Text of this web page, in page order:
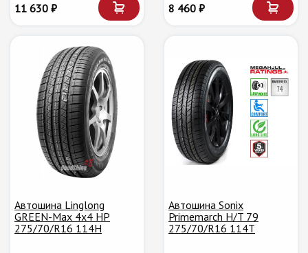
11 630 ₽ 8 460 ₽
Автошина Linglong
GREEN-Max 4x4 HP
275/70/R16 114H
Автошина Sonix
Primemarch H/T 79
275/70/R16 114T